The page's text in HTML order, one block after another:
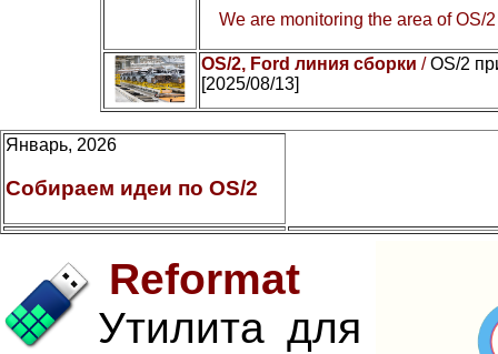
We are monitoring the area of OS/
OS/2, Ford линия сборки /OS/2
[2025/08/13]
Январь, 2026
Собираем идеи по OS/2
Reformat
Утилита для